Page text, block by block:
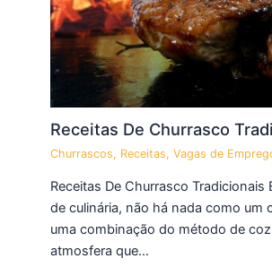
Receitas De Churrasco
Churrascos, Receitas,Vagas de
Receitas De Churrasco Tradicionais
de culinária, não há nada como um
uma combinação do método de
atmosfera que…